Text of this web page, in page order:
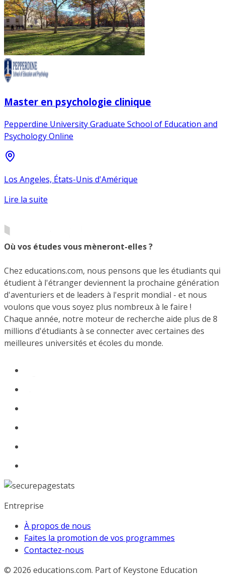
Master en psychologie clinique
Pepperdine University Graduate School of Education and
Psychology Online
Los Angeles, États-Unis d'Amérique
Lire la suite
Où vos études vous mèneront-elles ?
Chez educations.com, nous pensons que les étudiants qui
étudient à l'étranger deviennent la prochaine génération
d'aventuriers et de leaders à l'esprit mondial - et nous
voulons que vous soyez plus nombreux à le faire !
Chaque année, notre moteur de recherche aide plus de 8
millions d'étudiants à se connecter avec certaines des
meilleures universités et écoles du monde.
Entreprise
À propos de nous
Faites la promotion de vos programmes
Contactez-nous
© 2026 educations.com. Part of Keystone Education